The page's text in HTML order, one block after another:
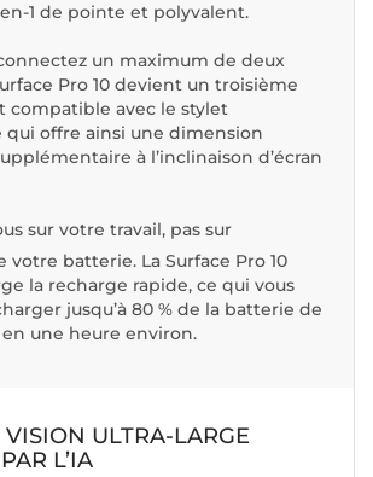
1 de pointe et polyvalent.
un maximum de deux
Pro 10 devient un troisième
compatible avec le stylet
qui offre ainsi une dimension
à l’inclinaison d’écran
sur votre travail, pas sur
votre batterie. La Surface Pro 10
la recharge rapide, ce qui vous
jusqu’à 80 % de la batterie de
une heure environ.
ULTRA-LARGE
L’IA